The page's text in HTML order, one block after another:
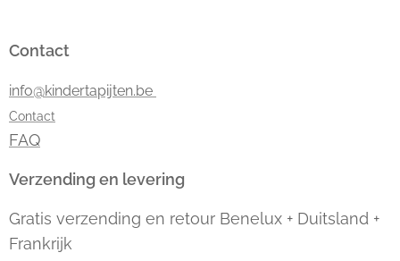
Contact
info@kindertapijten.be
Contact
FAQ
Verzending en levering
Gratis verzending en retour Benelux + Duitsland +
Frankrijk